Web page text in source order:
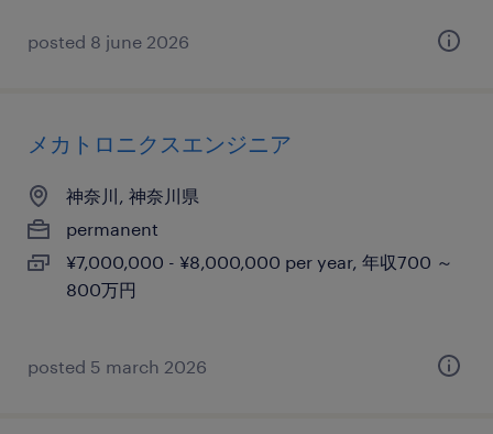
posted 8 june 2026
メカトロニクスエンジニア
神奈川, 神奈川県
permanent
¥7,000,000 - ¥8,000,000 per year, 年収700 ～
800万円
posted 5 march 2026